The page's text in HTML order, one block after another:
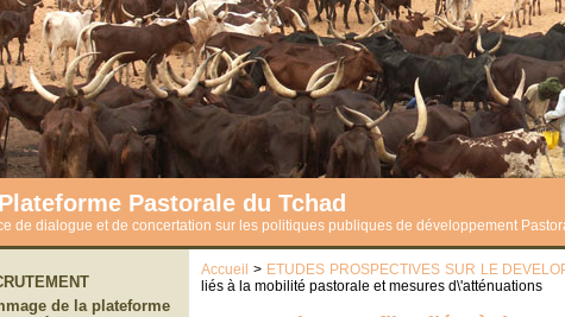
Pastorale du Tchad
de dialogue et de concertation sur les politiques publiques de développement
de la plateforme
Accueil > ETUDES PROSPECTIVES SUR LE
liés à la mobilité pastorale et mesures d\'atténuations